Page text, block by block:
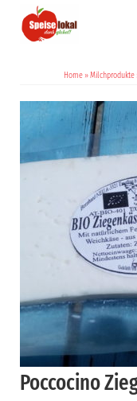
Home »Milchprodukte
Poccocino